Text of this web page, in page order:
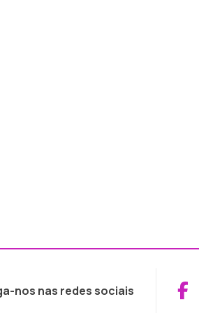
nos nas redes sociais